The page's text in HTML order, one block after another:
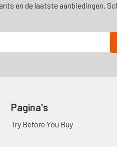
en de laatste aanbiedingen.
Pagina's
Try Before You Buy